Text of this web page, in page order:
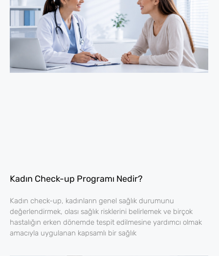
Kadın Check-up Programı Nedir?
Kadın check-up, kadınların genel sağlık durumunu
değerlendirmek, olası sağlık risklerini belirlemek ve birçok
hastalığın erken dönemde tespit edilmesine yardımcı olmak
amacıyla uygulanan kapsamlı bir sağlık